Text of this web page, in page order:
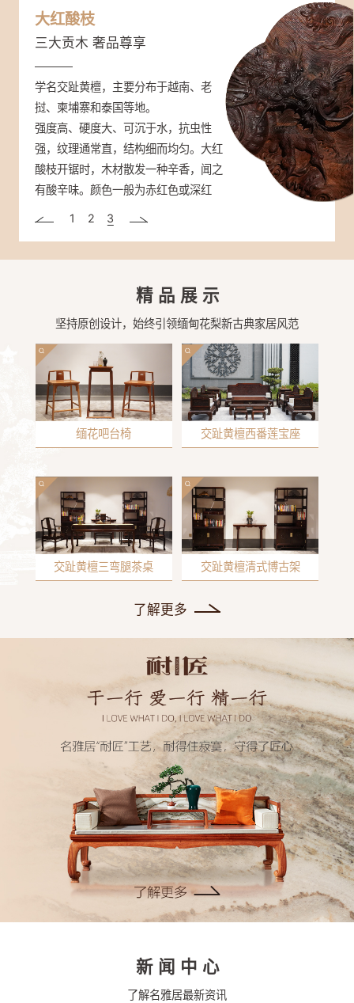
缅甸花梨
大众情人 市场热销
学名大果紫檀，主要产于缅甸、老挝和
泰国等东南亚国家。
颜色桔红、砖红或紫红色，香气浓郁不
张扬，密度高、硬度及稳定性强，不易
开裂、不生虫、耐腐，纹理绚丽多样，
有水波纹、虎皮纹等。
紫光檀
帝王之木 彰显身份
学名东非黑黄檀，分布于非洲东部（坦
桑尼亚、塞内加尔、莫桑比克）。
材质重，硬度很高，是国标红木密度最
高的木头；强度、抗震性能高，抗腐蚀
性高；非常稳定，不易翘曲变形。心材
深紫褐色至近黑色、带黑条纹。木纹清
大红酸枝
三大贡木 奢品尊享
学名交趾黄檀，主要分布于越南、老
挝、柬埔寨和泰国等地。
强度高、硬度大、可沉于水，抗虫性
强，纹理通常直，结构细而均匀。大红
酸枝开锯时，木材散发一种辛香，闻之
有酸辛味。颜色一般为赤红色或深红
1 2 3
精品展示
坚持原创设计，始终引领缅甸花梨新古典家居风范
缅花吧台椅 交趾黄檀西番莲宝座
交趾黄檀三弯腿茶桌 交趾黄檀清式博古架
了解更多
新闻中心
了解名雅居最新资讯